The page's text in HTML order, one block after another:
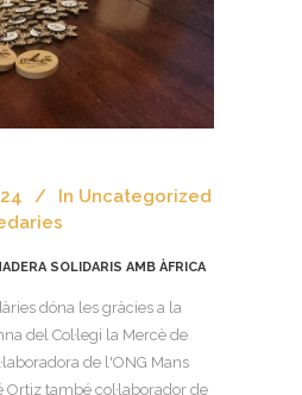
In Uncategorized
SOLIDARIS AMB ÀFRICA
dóna les gràcies a la
del Col·legi la Mercè de
de l'ONG Mans
Ortiz també col·laborador de